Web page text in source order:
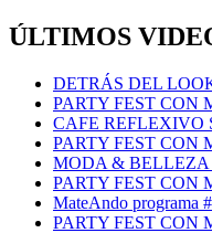
ÚLTIMOS
DETRÁS DEL
PARTY FEST CON
CAFE REFLEXIVO
PARTY FEST CON
MODA & BELLEZA
PARTY FEST CON
MateAndo programa
PARTY FEST CON